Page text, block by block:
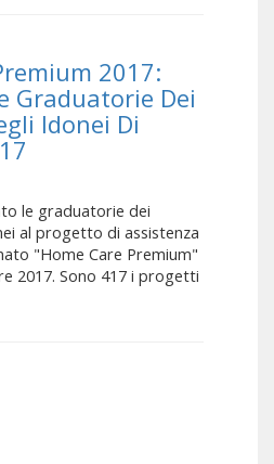
2017:
Graduatorie Dei
Idonei Di
le graduatorie dei
al progetto di assistenza
"Home Care Premium"
2017. Sono 417 i progetti